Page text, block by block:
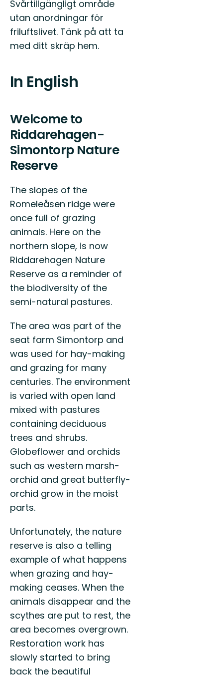
Svårtillgängligt område
utan anordningar för
friluftslivet. Tänk på att ta
med ditt skräp hem.
In English
Welcome to
Riddarehagen-
Simontorp Nature
Reserve
The slopes of the
Romeleåsen ridge were
once full of grazing
animals. Here on the
northern slope, is now
Riddarehagen Nature
Reserve as a reminder of
the biodiversity of the
semi-natural pastures.
The area was part of the
seat farm Simontorp and
was used for hay-making
and grazing for many
centuries. The environment
is varied with open land
mixed with pastures
containing deciduous
trees and shrubs.
Globeflower and orchids
such as western marsh-
orchid and great butterfly-
orchid grow in the moist
parts.
Unfortunately, the nature
reserve is also a telling
example of what happens
when grazing and hay-
making ceases. When the
animals disappear and the
scythes are put to rest, the
area becomes overgrown.
Restoration work has
slowly started to bring
back the beautiful